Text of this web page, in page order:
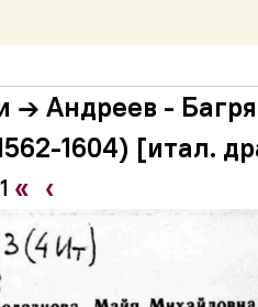
→ Андреев -
1604) [итал.
1 « ‹